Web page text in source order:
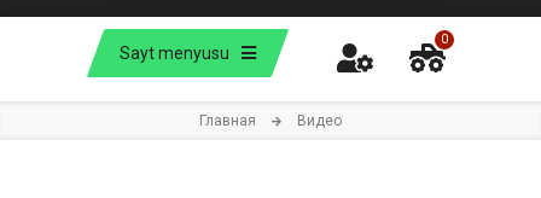
Sayt menyusu
0
Главная Видео